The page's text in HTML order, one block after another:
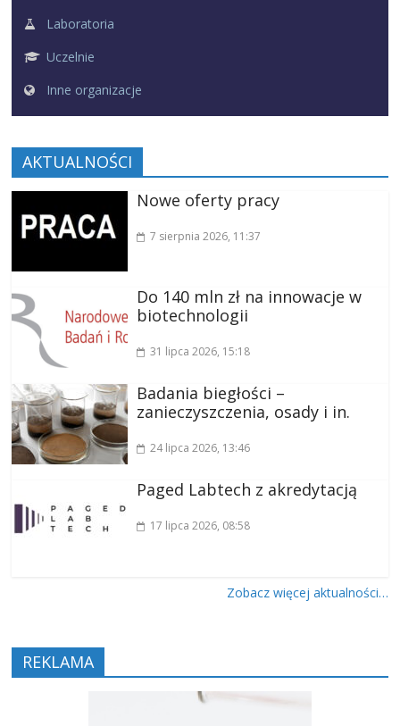
Laboratoria
Uczelnie
Inne organizacje
AKTUALNOŚCI
Nowe oferty pracy
7 sierpnia 2026, 11:37
Do 140 mln zł na innowacje w
biotechnologii
31 lipca 2026, 15:18
Badania biegłości –
zanieczyszczenia, osady i in.
24 lipca 2026, 13:46
Paged Labtech z akredytacją
17 lipca 2026, 08:58
Zobacz więcej aktualności…
REKLAMA